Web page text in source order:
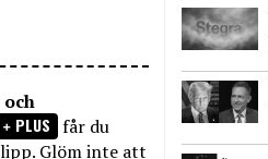
PLUS får du
Glöm inte att